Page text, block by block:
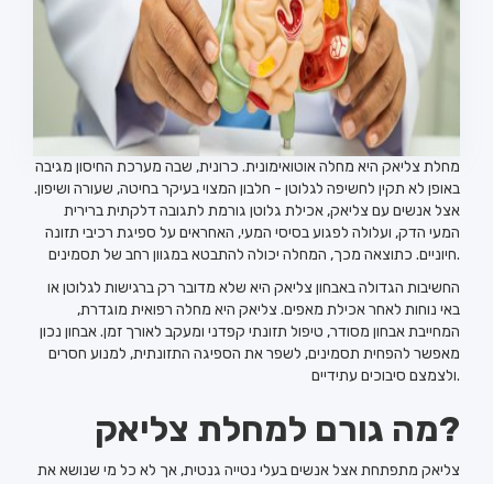
מחלת צליאק היא מחלה אוטואימונית. כרונית, שבה מערכת החיסון מגיבה
באופן לא תקין לחשיפה לגלוטן - חלבון המצוי בעיקר בחיטה, שעורה ושיפון.
אצל אנשים עם צליאק, אכילת גלוטן גורמת לתגובה דלקתית ברירית
המעי הדק, ועלולה לפגוע בסיסי המעי, האחראים על ספיגת רכיבי תזונה
חיוניים. כתוצאה מכך, המחלה יכולה להתבטא במגוון רחב של תסמינים.
החשיבות הגדולה באבחון צליאק היא שלא מדובר רק ברגישות לגלוטן או
באי נוחות לאחר אכילת מאפים. צליאק היא מחלה רפואית מוגדרת,
המחייבת אבחון מסודר, טיפול תזונתי קפדני ומעקב לאורך זמן. אבחון נכון
מאפשר להפחית תסמינים, לשפר את הספיגה התזונתית, למנוע חסרים
ולצמצם סיבוכים עתידיים.
מה גורם למחלת צליאק?
צליאק מתפתחת אצל אנשים בעלי נטייה גנטית, אך לא כל מי שנושא את